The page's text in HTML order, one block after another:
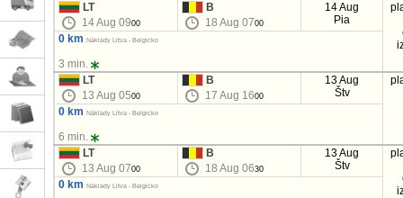
LT
14 Aug 0900
B
18 Aug 0700
14 Aug
Pia
0 km Náklady Litva - Belgicko
3 min.
LT
13 Aug 0500
B
17 Aug 1600
13 Aug
Štv
0 km Náklady Litva - Belgicko
6 min.
LT
13 Aug 0700
B
18 Aug 0630
13 Aug
Štv
0 km Náklady Litva - Belgicko